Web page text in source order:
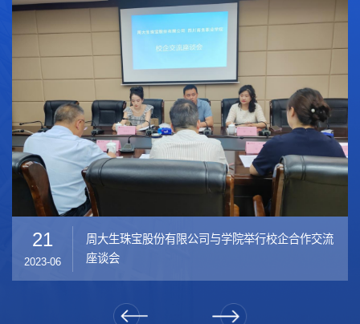
21
2023-06
周大生珠宝股份有限公司与学院举行校企合作交流
座谈会
01
2023-06
指导帮扶，助力远航----“智汇天府”职业指导走进四
川商务职...